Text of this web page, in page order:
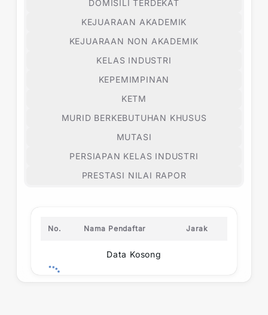
DOMISILI TERDEKAT
KEJUARAAN AKADEMIK
KEJUARAAN NON AKADEMIK
KELAS INDUSTRI
KEPEMIMPINAN
KETM
MURID BERKEBUTUHAN KHUSUS
MUTASI
PERSIAPAN KELAS INDUSTRI
PRESTASI NILAI RAPOR
No. Nama Pendaftar Jarak
Data Kosong